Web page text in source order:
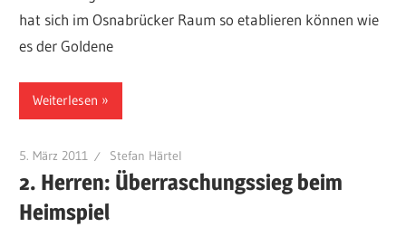
hat sich im Osnabrücker Raum so etablieren können wie
es der Goldene
Weiterlesen
5. März 2011 Stefan Härtel
2. Herren: Überraschungssieg beim
Heimspiel